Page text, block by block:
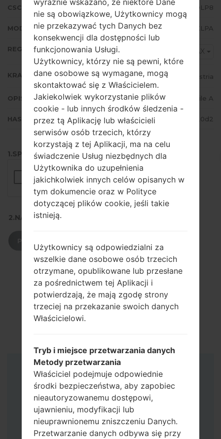
CSC WERSJA P7320TMOLP8
MODEM/CP WERSJA P7320XXLPA
REGION MAX
KRAJ Austria
OPIS T-Mobile A
HASH 0713f03e88f9c2c623e18c1d28a920d2
1.SPRAWDŹ RECAPTCHA
2.NACIŚNIJ, ABY POBRAĆ
Instrukcje
nie są obowiązkowe, Użytkownicy mogą
nie przekazywać tych Danych bez
konsekwencji dla dostępności lub
funkcjonowania Usługi.
Użytkownicy, którzy nie są pewni, które
dane osobowe są wymagane, mogą
skontaktować się z Właścicielem.
Jakiekolwiek wykorzystanie plików
cookie - lub innych środków śledzenia -
przez tą Aplikację lub właścicieli
serwisów osób trzecich, którzy
korzystają z tej Aplikacji, ma na celu
świadczenie Usług niezbędnych dla
Użytkownika do uzupełnienia
jakichkolwiek innych celów opisanych w
tym dokumencie oraz w Polityce
dotyczącej plików cookie, jeśli takie
istnieją.
Użytkownicy są odpowiedzialni za
wszelkie dane osobowe osób trzecich
otrzymane, opublikowane lub przesłane
za pośrednictwem tej Aplikacji i
potwierdzają, że mają zgodę strony
trzeciej na przekazanie swoich danych
Właścicielowi.
Tryb i miejsce przetwarzania danych
Metody przetwarzania
Właściciel podejmuje odpowiednie
środki bezpieczeństwa, aby zapobiec
nieautoryzowanemu dostępowi,
ujawnieniu, modyfikacji lub
nieuprawnionemu zniszczeniu Danych.
Przetwarzanie danych odbywa się przy